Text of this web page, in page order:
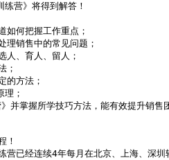
营》将得到解答！
何把握工作重点；
销售中的常见问题；
、育人、留人；
；
的方法；
；
并掌握所学技巧方法，能有效提升销售
！
已经连续4年每月在北京、上海、深圳